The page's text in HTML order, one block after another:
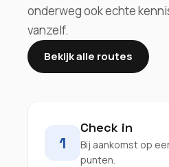
onderweg ook echte
vanzelf.
Bekijk alle routes
1
Check in
Bij aankomst op
punten.